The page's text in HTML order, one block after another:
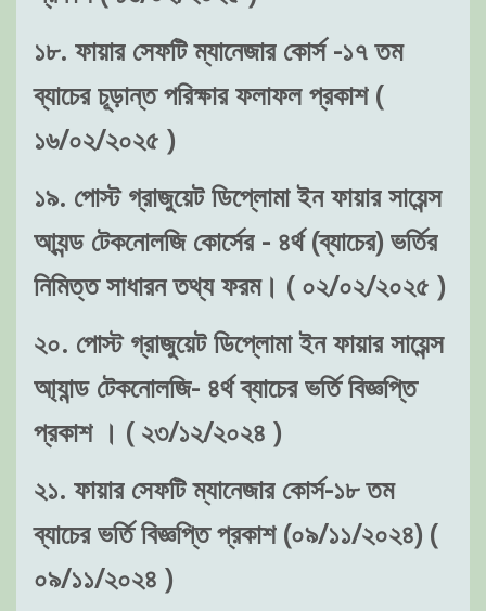
১৮. ফায়ার সেফটি ম্যানেজার কোর্স -১৭ তম
ব্যাচের চূড়ান্ত পরিক্ষার ফলাফল প্রকাশ (
১৬/০২/২০২৫ )
১৯. পোস্ট গ্রাজুয়েট ডিপ্লোমা ইন ফায়ার সায়েন্স
আ্যন্ড টেকনোলজি কোর্সের - ৪র্থ (ব্যাচের) ভর্তির
নিমিত্ত সাধারন তথ্য ফরম। ( ০২/০২/২০২৫ )
২০. পোস্ট গ্রাজুয়েট ডিপ্লোমা ইন ফায়ার সায়েন্স
আ্যান্ড টেকনোলজি- ৪র্থ ব্যাচের ভর্তি বিজ্ঞপ্তি
প্রকাশ । ( ২৩/১২/২০২৪ )
২১. ফায়ার সেফটি ম্যানেজার কোর্স-১৮ তম
ব্যাচের ভর্তি বিজ্ঞপ্তি প্রকাশ (০৯/১১/২০২৪) (
০৯/১১/২০২৪ )